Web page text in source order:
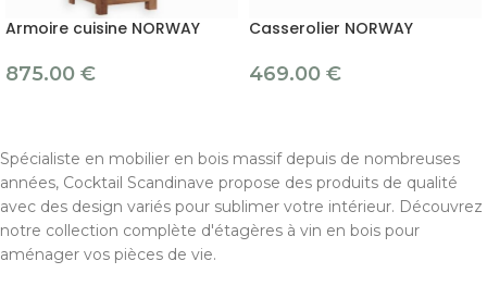
Armoire cuisine NORWAY
875.00 €
Casserolier NORWAY
469.00 €
Spécialiste en mobilier en bois massif depuis de nombreuses
années, Cocktail Scandinave propose des produits de qualité
avec des design variés pour sublimer votre intérieur. Découvrez
notre collection complète d'étagères à vin en bois pour
aménager vos pièces de vie.